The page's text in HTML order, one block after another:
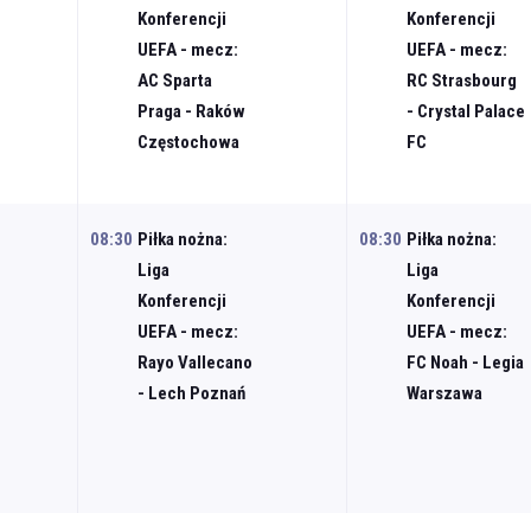
Konferencji
UEFA - mecz:
AC Sparta
Praga - Raków
Częstochowa
Konferencji
UEFA - mecz:
RC Strasbourg
- Crystal Palace
FC
08:30 Piłka nożna:
Liga
Konferencji
UEFA - mecz:
Rayo Vallecano
- Lech Poznań
08:30 Piłka nożna:
Liga
Konferencji
UEFA - mecz:
FC Noah - Legia
Warszawa